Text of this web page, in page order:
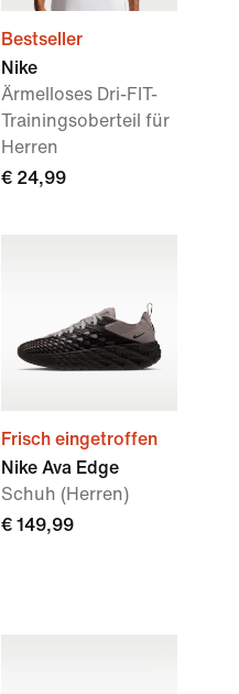
Bestseller
Nike
Ärmelloses Dri-FIT-
Trainingsoberteil für
Herren
€ 24,99
Frisch eingetroffen
Nike Ava Edge
Schuh (Herren)
€ 149,99